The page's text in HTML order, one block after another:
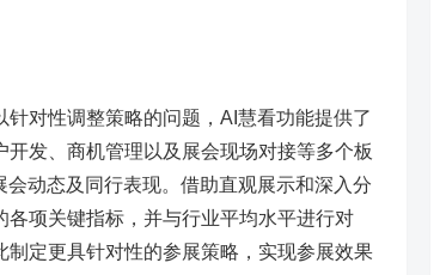
对性调整策略的问题，AI慧看功能提供了
发、商机管理以及展会现场对接等多个板
动态及同行表现。借助直观展示和深入分
项关键指标，并与行业平均水平进行对
定更具针对性的参展策略，实现参展效果